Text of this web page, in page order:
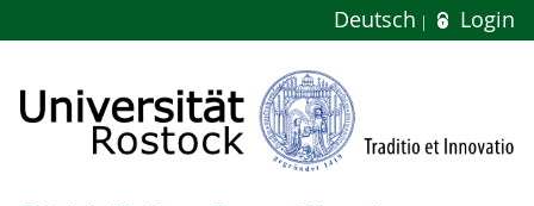
Deutsch Login